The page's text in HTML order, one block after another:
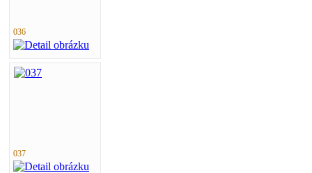
036
037